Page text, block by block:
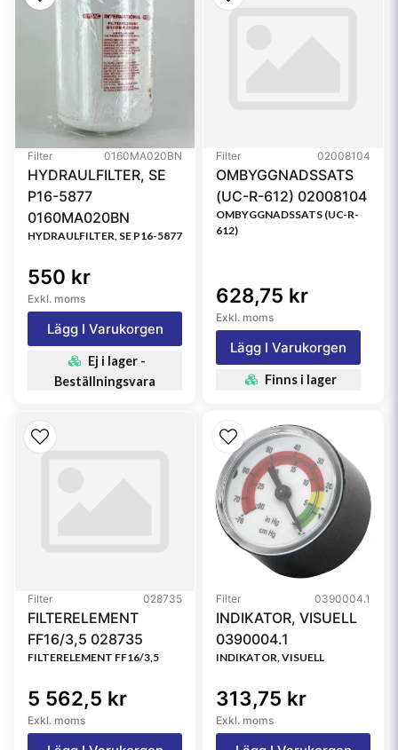
TXW8AGDL6
Referensfilter:
R17D06G, CRS39001, TXW8AGDL6, R731G06,
HF35128, R731G06, FT6302A06A, MR6302A06A,
R17D06G, 937763Q, ERF32NFB, FT6302A06A,
HF763018, 11119884, 11119882, ER171B3C05,
HY24262, R17D06G, WGTXW8ACC06,
FC1097Q005BS, SH53123, ST1335, TXW8A-6,
TXW8A-GDL6, 1181703034
Filter 0160MA020BN
HYDRAULFILTER, SE
P16-5877
0160MA020BN
HYDRAULFILTER, SE P16-5877
550 kr
Exkl. moms
Lägg I Varukorgen
Ej i lager -
Beställningsvara
Filter 02008104
OMBYGGNADSSATS
(UC-R-612) 02008104
OMBYGGNADSSATS (UC-R-
612)
628,75 kr
Exkl. moms
Lägg I Varukorgen
Finns i lager
Filter 028735
FILTERELEMENT
FF16/3,5 028735
FILTERELEMENT FF16/3,5
5 562,5 kr
Exkl. moms
Filter 0390004.1
INDIKATOR, VISUELL
0390004.1
INDIKATOR, VISUELL
313,75 kr
Exkl. moms